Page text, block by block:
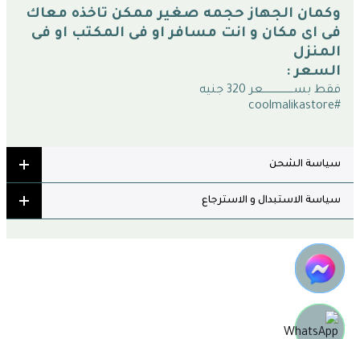
المنزل
السعر :
فقط بســـــــــــــــــــعر 320 جنيه
#coolmalikastore
سياسة الشحن
سياسة الاستبدال و الاسترجاع